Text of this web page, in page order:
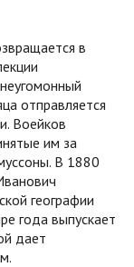
в
отправляется
Воейков
им за
В 1880
географии
года выпускает
дает